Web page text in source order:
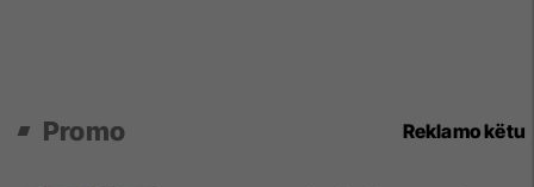
Promo Reklamo këtu